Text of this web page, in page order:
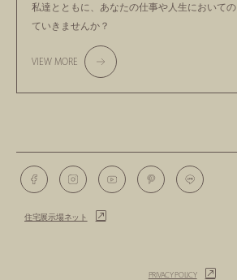
私達とともに、あなたの仕事や人生においての
ていきませんか？
VIEW MORE
住宅展示場ネット
PRIVACY POLICY